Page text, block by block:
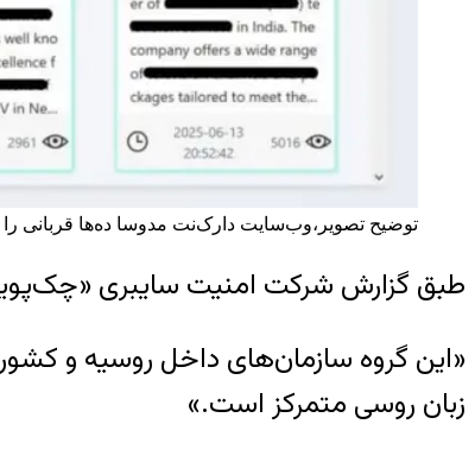
توضیح تصویر،وب‌سایت دارک‌نت مدوسا ده‌ها قربانی
طبق گزارش شرکت امنیت سایبری
«این گروه سازمان‌های داخل روسیه و
زبان روسی متمرکز است.»